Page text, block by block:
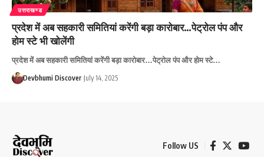
उत्तराखण्ड
प्रदेश में अब सहकारी समितियां करेंगी बड़ा कारोबार…पेट्रोल पंप और
होम स्टे भी खोलेंगी
प्रदेश में अब सहकारी समितियां करेंगी बड़ा कारोबार…पेट्रोल पंप और होम स्टे…
Devbhumi Discover July 14, 2025
Follow US